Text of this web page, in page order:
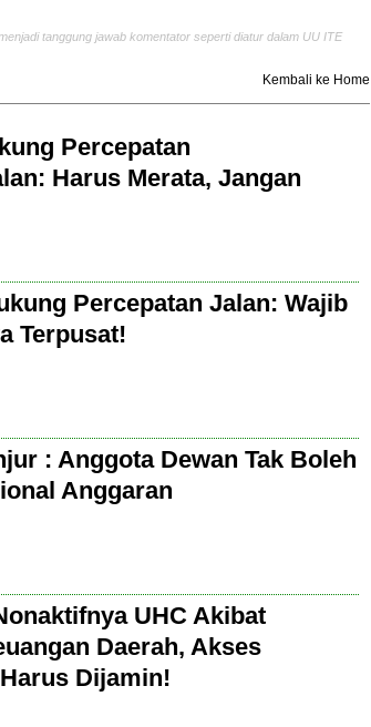
tanggung jawab komentator seperti diatur dalam UU ITE
Kembali ke Home
Percepatan
Harus Merata, Jangan
Percepatan Jalan: Wajib
Terpusat!
: Anggota Dewan Tak Boleh
Anggaran
UHC Akibat
Daerah, Akses
Dijamin!